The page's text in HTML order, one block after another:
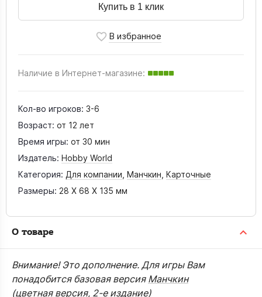
Купить в 1 клик
Наличие в Интернет-магазине:
Кол-во игроков: 3-6
Возраст: от 12 лет
Время игры: от 30 мин
Издатель: Hobby World
Категория: Для компании Манчкин Карточные
Размеры: 28 X 68 X 135 мм
О товаре
Внимание! Это дополнение. Для игры Вам
понадобится базовая версия Манчкин
(цветная версия, 2-е издание)